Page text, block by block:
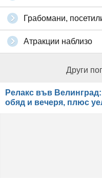
Грабомани,
Атракции наблизо
Други
Релакс във
обяд и вечеря, плюс